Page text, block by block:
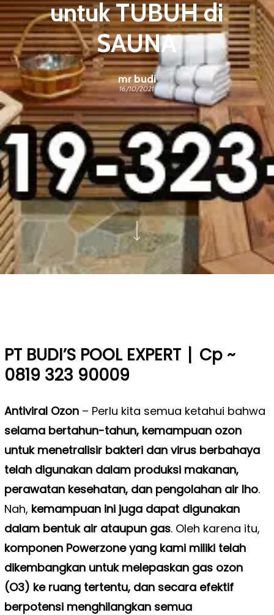
untuk TUBUH di
SAUNA
mr budi
16/10/2021
PT BUDI’S POOL EXPERT| Cp ~
0819 323 90009
Antiviral Ozon– Perlu kita semua ketahui bahwa
selama bertahun-tahun, kemampuan ozon
untuk menetralisir bakteri dan virus berbahaya
telah digunakan dalam produksi makanan,
perawatan kesehatan, dan pengolahan air lho.
Nah, kemampuan ini juga dapat digunakan
dalam bentuk air ataupun gas. Oleh karena itu,
komponen Powerzone yang kami miliki telah
dikembangkan untuk melepaskan gas ozon
(O3) ke ruang tertentu, dan secara efektif
berpotensi menghilangkan semua